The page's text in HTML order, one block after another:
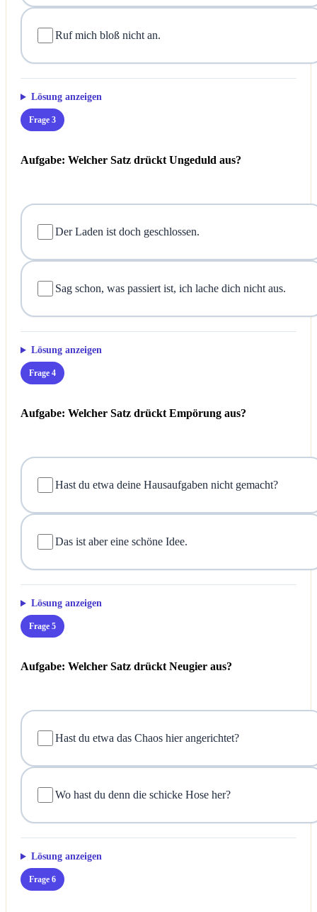
Ruf mich bloß nicht an.
Lösung anzeigen
Frage 3
Aufgabe: Welcher Satz drückt Ungeduld aus?
Der Laden ist doch geschlossen.
Sag schon, was passiert ist, ich lache dich nicht aus.
Lösung anzeigen
Frage 4
Aufgabe: Welcher Satz drückt Empörung aus?
Hast du etwa deine Hausaufgaben nicht gemacht?
Das ist aber eine schöne Idee.
Lösung anzeigen
Frage 5
Aufgabe: Welcher Satz drückt Neugier aus?
Hast du etwa das Chaos hier angerichtet?
Wo hast du denn die schicke Hose her?
Lösung anzeigen
Frage 6